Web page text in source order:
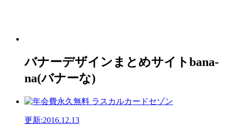
バナーデザインまとめサイトbana-
na(バナーな)
更新:2016.12.13